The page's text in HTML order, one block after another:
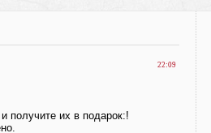
22:09
получите их в подарок:!